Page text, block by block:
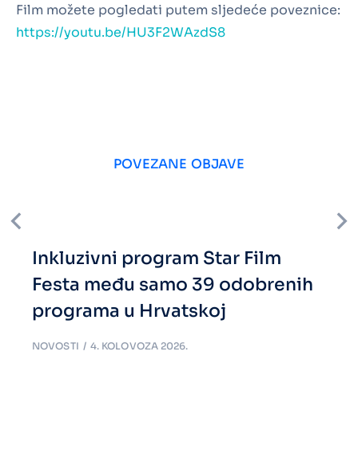
Film možete pogledati putem sljedeće poveznice:
https://youtu.be/HU3F2WAzdS8
POVEZANE OBJAVE
Inkluzivni program Star Film
Festa među samo 39 odobrenih
programa u Hrvatskoj
NOVOSTI 4. KOLOVOZA 2026.